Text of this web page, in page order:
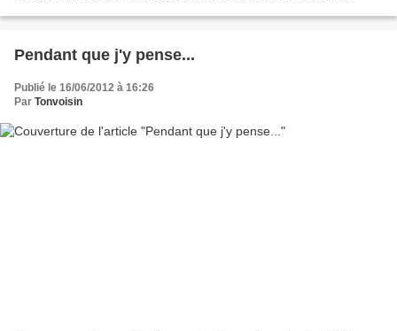
Pendant que j'y pense...
Publié le 16/06/2012 à 16:26
Par Tonvoisin